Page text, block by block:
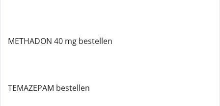
METHADON 40 mg bestellen
TEMAZEPAM bestellen